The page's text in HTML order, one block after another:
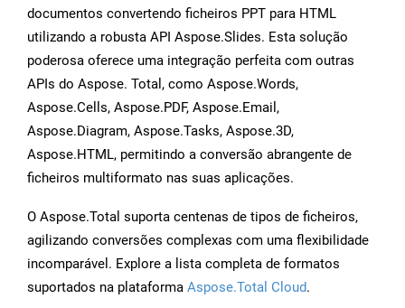
documentos convertendo ficheiros PPT para HTML
utilizando a robusta API Aspose.Slides. Esta solução
poderosa oferece uma integração perfeita com outras
APIs do Aspose. Total, como Aspose.Words,
Aspose.Cells, Aspose.PDF, Aspose.Email,
Aspose.Diagram, Aspose.Tasks, Aspose.3D,
Aspose.HTML, permitindo a conversão abrangente de
ficheiros multiformato nas suas aplicações.
O Aspose.Total suporta centenas de tipos de ficheiros,
agilizando conversões complexas com uma flexibilidade
incomparável. Explore a lista completa de formatos
suportados na plataforma Aspose.Total Cloud.